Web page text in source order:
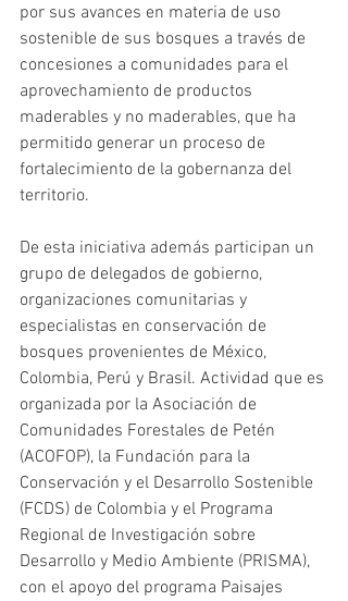
por sus avances en materia de uso
sostenible de sus bosques a través de
concesiones a comunidades para el
aprovechamiento de productos
maderables y no maderables, que ha
permitido generar un proceso de
fortalecimiento de la gobernanza del
territorio.
De esta iniciativa además participan un
grupo de delegados de gobierno,
organizaciones comunitarias y
especialistas en conservación de
bosques provenientes de México,
Colombia, Perú y Brasil. Actividad que es
organizada por la Asociación de
Comunidades Forestales de Petén
(ACOFOP), la Fundación para la
Conservación y el Desarrollo Sostenible
(FCDS) de Colombia y el Programa
Regional de Investigación sobre
Desarrollo y Medio Ambiente (PRISMA),
con el apoyo del programa Paisajes